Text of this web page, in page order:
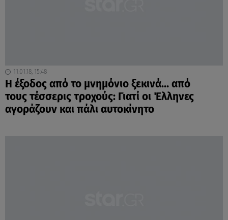
11.01.18, 15:48
Η έξοδος από το μνημόνιο ξεκινά… από
τους τέσσερις τροχούς: Γιατί οι Έλληνες
αγοράζουν και πάλι αυτοκίνητο